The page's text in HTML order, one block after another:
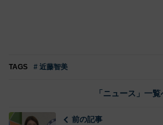
TAGS # 近藤智美
「ニュース」一覧
前の記事